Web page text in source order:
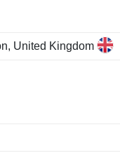
United Kingdom